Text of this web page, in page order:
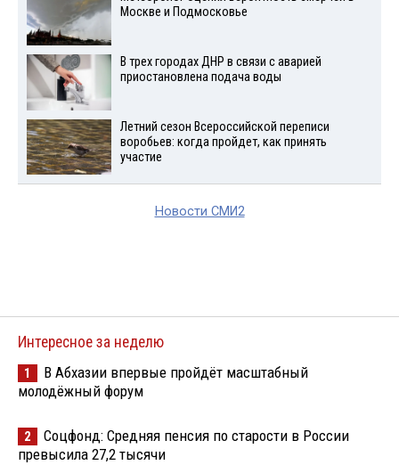
Москве и Подмосковье
В трех городах ДНР в связи с аварией
приостановлена подача воды
Летний сезон Всероссийской переписи
воробьев: когда пройдет, как принять
участие
Новости СМИ2
Интересное за неделю
1
В Абхазии впервые пройдёт масштабный
молодёжный форум
2
Соцфонд: Средняя пенсия по старости в России
превысила 27,2 тысячи